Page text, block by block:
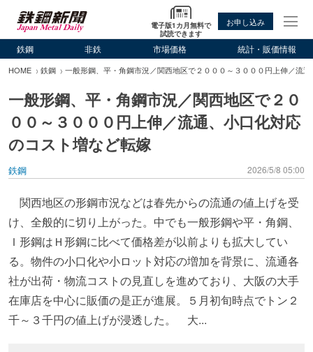
電子版1カ月無料で
試読できます
お申し込み
鉄鋼 非鉄 市場価格 統計・販価情報
HOME 鉄鋼 一般形鋼、平・角鋼市況／関西地区で２０００～３０００円上伸／流
一般形鋼、平・角鋼市況／関西地区で２０
００～３０００円上伸／流通、小口化対応
のコスト増など転嫁
鉄鋼 2026/5/8 05:00
関西地区の形鋼市況などは春先からの流通の値上げを受
け、全般的に切り上がった。中でも一般形鋼や平・角鋼、
Ｉ形鋼はＨ形鋼に比べて価格差が以前よりも拡大してい
る。物件の小口化や小ロット対応の増加を背景に、流通各
社が出荷・物流コストの見直しを進めており、大阪の大手
在庫店を中心に販価の是正が進展。５月初旬時点でトン２
千～３千円の値上げが浸透した。 大...